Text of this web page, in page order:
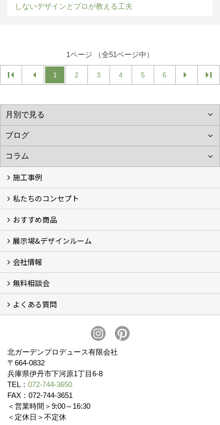
しないデザインとプロが教える工夫
1ページ （全51ページ中）
1 2 3 4 5 6
施工事例
施工事例
お客様の声 (46)
私たちのコンセプト
コンセプト
完成までの流れ
お庭のメンテナンスについて
おすすめ商品
オリジナル帆布のサイクルポート
NEW スマートサイクルポート
おしゃれな物置 (8)
門扉 (6)
ウッドフェンス (16)
アイアンの商品 (6)
ガーデニング雑貨 (3)
ガーデン書&ガーデンアート
こだわりのオリジナル商品 一覧
おすすめの植物 (29)
箱庭ガーデン
ポット苗
展示場&デザインルーム
展示場&デザインルーム
会社情報
会社概要
スタッフ紹介 (11)
ブログ
コラム
アクセス
求人募集
無料相談会
無料相談会
よくある質問
アフターサービス・アフターメンテナンスについて (3)
北ガーデンプロデュース有限会社
〒664-0832
兵庫県伊丹市下河原1丁目6-8
TEL： 072-744-3650
FAX：072-744-3651
＜営業時間＞9:00～16:30
＜定休日＞不定休